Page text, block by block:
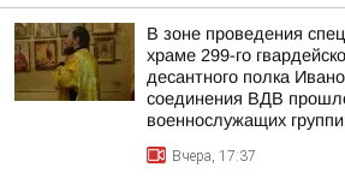
В зоне проведения
храме 299-го
десантного полка
соединения ВДВ
военнослужащих
Вчера, 17:37